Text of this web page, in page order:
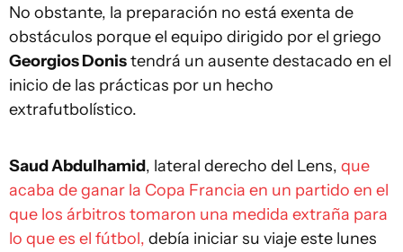
No obstante, la preparación no está exenta de
obstáculos porque el equipo dirigido por el griego
Georgios Donistendrá un ausente destacado en el
inicio de las prácticas por un hecho
extrafutbolístico.
Saud Abdulhamid, lateral derecho del Lens, que
acaba de ganar la Copa Francia en un partido en el
que los árbitros tomaron una medida extraña para
lo que es el fútbol, debía iniciar su viaje este lunes